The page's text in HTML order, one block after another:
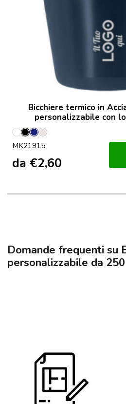
Bicchiere termico in
personalizzabile con
Bianco
NeroMarineo
Plated
MK21915
da €2,60
Domande frequenti su
personalizzabile da